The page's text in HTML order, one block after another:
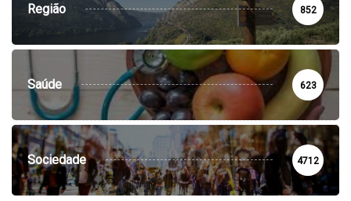
Região 852
Saúde 623
Sociedade 4712